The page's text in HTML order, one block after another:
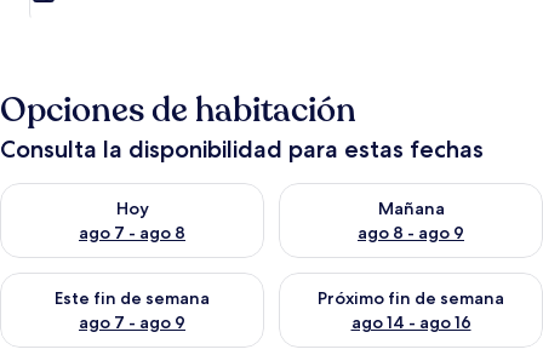
Opciones de habitación
Consulta la disponibilidad para estas fechas
Hoy
ago 7 - ago 8
Consulta la disponibilidad para hoy ago 7 - ago 8
Mañana
ago 8 - ago 9
Consulta la disponibilidad
Este fin de semana
ago 7 - ago 9
Consulta la disponibilidad para este fin de semana ago 7 -
Próximo fin de semana
ago 14 - ago 16
Consulta la disponibilidad